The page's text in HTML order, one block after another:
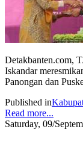
Detakbanten.com,
Iskandar
Panongan dan
Published in
Read more...
Saturday, 09/